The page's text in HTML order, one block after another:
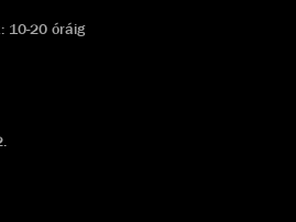
10-20 óráig